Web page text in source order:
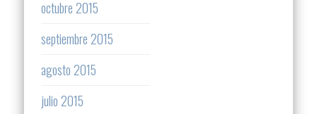
octubre 2015
septiembre 2015
agosto 2015
julio 2015